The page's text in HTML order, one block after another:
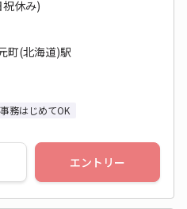
休み)
町(北海道)駅
事務はじめてOK
エントリー